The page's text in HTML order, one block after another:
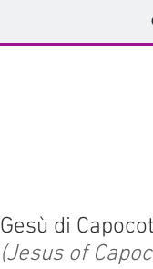
Gesù di
(Jesus of